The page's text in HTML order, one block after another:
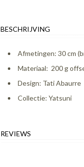
BESCHRIJVING
Afmetingen: 30 cm
Materiaal: 200 g
Design: Tati Abaurre
Collectie: Yatsuni
REVIEWS